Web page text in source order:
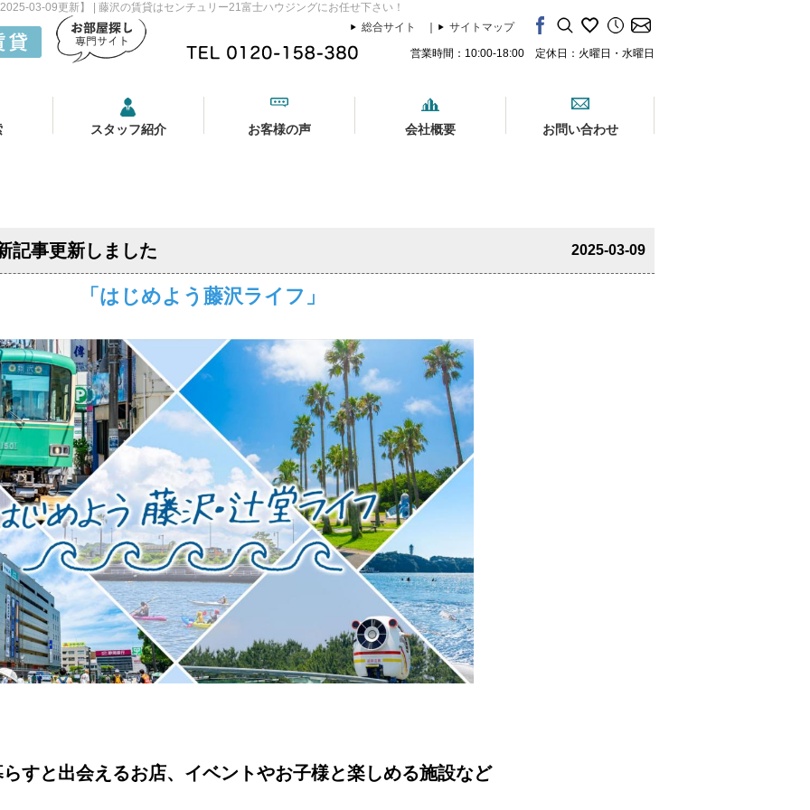
03-09更新】 | 藤沢の賃貸はセンチュリー21富士ハウジングにお任せ下さい！
総合サイト
サイトマップ
営業時間：10:00-18:00 定休日：火曜日・水曜日
スタッフ紹介 お客様の声 会社概要 お問い合わせ
記事更新しました 2025-03-09
「はじめよう藤沢ライフ」
すと出会えるお店、イベントやお子様と楽しめる施設など